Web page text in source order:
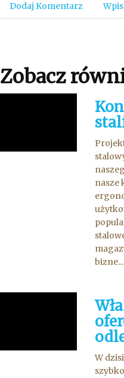
Dodaj Komentarz
Zobacz
nasze
bizne...
W